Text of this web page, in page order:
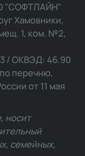
"СОФТЛАЙН"
Хамовники,
1, ком. №2,
/ ОКВЭД: 46.90
перечню,
от 11 мая
носит
семейных,